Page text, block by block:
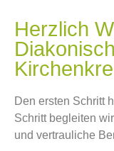
Herzlich
Den ersten Schritt
Schritt begleiten
und vertrauliche